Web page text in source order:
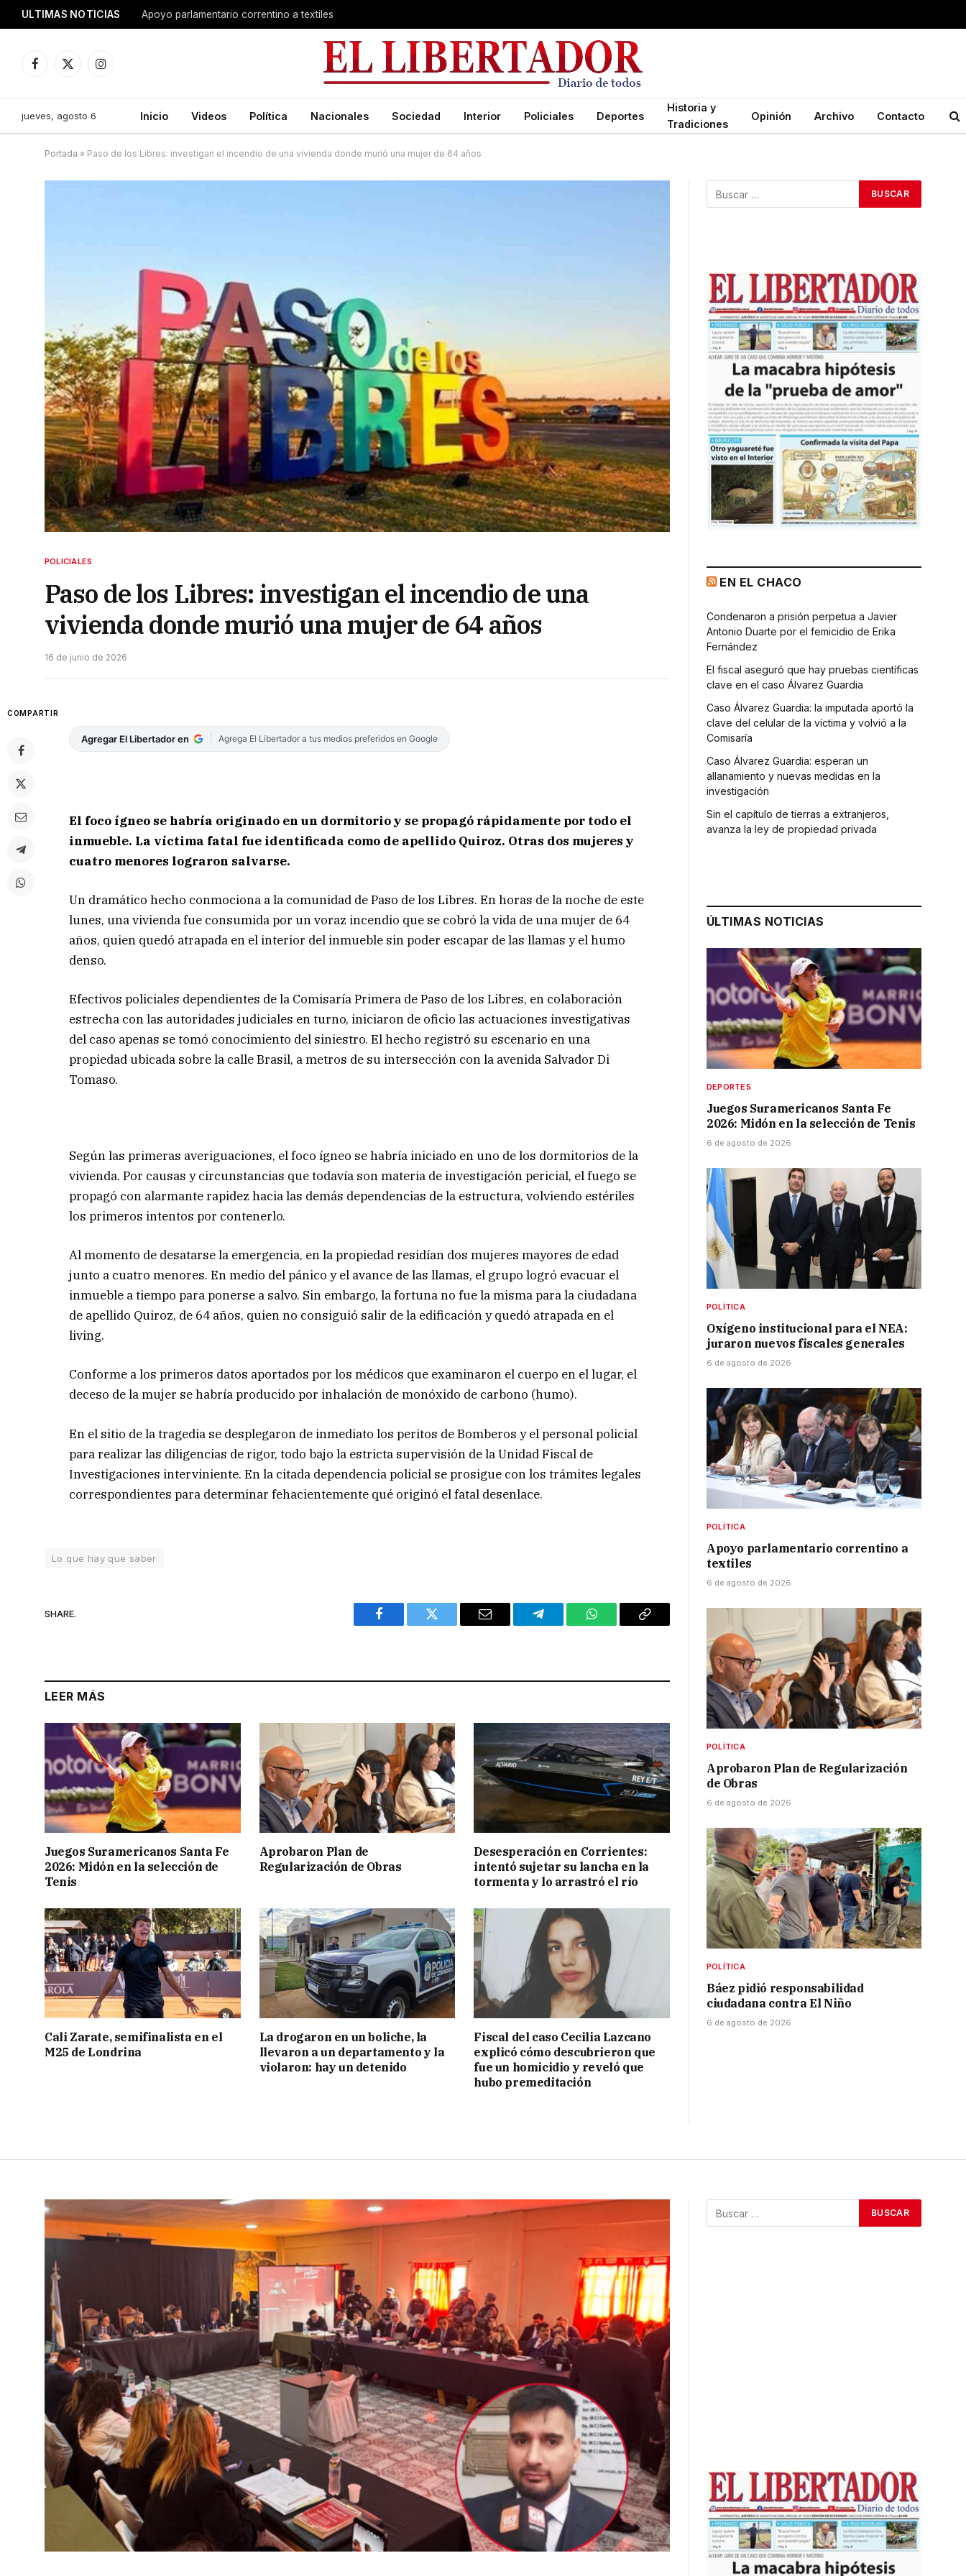
ULTIMAS NOTICIAS Apoyo parlamentario correntino a textiles
Facebook
X
Instagram
jueves, agosto 6 Inicio Videos Política Nacionales Sociedad Interior Policiales Deportes
Historia y
Tradiciones
Opinión Archivo Contacto
Portada » Paso de los Libres: investigan el incendio de una vivienda donde murió una mujer de 64 años
POLICIALES
Paso de los Libres: investigan el incendio de una
vivienda donde murió una mujer de 64 años
16 de junio de 2026
COMPARTIR
Agregar El Libertador en Agrega El Libertador a tus medios preferidos en Google
El foco ígneo se habría originado en un dormitorio y se propagó rápidamente por todo el
inmueble. La víctima fatal fue identificada como de apellido Quiroz. Otras dos mujeres y
cuatro menores lograron salvarse.
Un dramático hecho conmociona a la comunidad de Paso de los Libres. En horas de la noche de este
lunes, una vivienda fue consumida por un voraz incendio que se cobró la vida de una mujer de 64
años, quien quedó atrapada en el interior del inmueble sin poder escapar de las llamas y el humo
denso.
Efectivos policiales dependientes de la Comisaría Primera de Paso de los Libres, en colaboración
estrecha con las autoridades judiciales en turno, iniciaron de oficio las actuaciones investigativas
del caso apenas se tomó conocimiento del siniestro. El hecho registró su escenario en una
propiedad ubicada sobre la calle Brasil, a metros de su intersección con la avenida Salvador Di
Tomaso.
Según las primeras averiguaciones, el foco ígneo se habría iniciado en uno de los dormitorios de la
vivienda. Por causas y circunstancias que todavía son materia de investigación pericial, el fuego se
propagó con alarmante rapidez hacia las demás dependencias de la estructura, volviendo estériles
los primeros intentos por contenerlo.
Al momento de desatarse la emergencia, en la propiedad residían dos mujeres mayores de edad
junto a cuatro menores. En medio del pánico y el avance de las llamas, el grupo logró evacuar el
inmueble a tiempo para ponerse a salvo. Sin embargo, la fortuna no fue la misma para la ciudadana
de apellido Quiroz, de 64 años, quien no consiguió salir de la edificación y quedó atrapada en el
living.
Conforme a los primeros datos aportados por los médicos que examinaron el cuerpo en el lugar, el
deceso de la mujer se habría producido por inhalación de monóxido de carbono (humo).
En el sitio de la tragedia se desplegaron de inmediato los peritos de Bomberos y el personal policial
para realizar las diligencias de rigor, todo bajo la estricta supervisión de la Unidad Fiscal de
Investigaciones interviniente. En la citada dependencia policial se prosigue con los trámites legales
correspondientes para determinar fehacientemente qué originó el fatal desenlace.
Lo que hay que saber
SHARE.
Facebook Twitter Email Telegram WhatsAppCopy
LEER MÁS
Juegos Suramericanos Santa Fe
2026: Midón en la selección de
Tenis
Aprobaron Plan de
Regularización de Obras
Desesperación en Corrientes:
intentó sujetar su lancha en la
tormenta y lo arrastró el río
Cali Zarate, semifinalista en el
M25 de Londrina
La drogaron en un boliche, la
llevaron a un departamento y la
violaron: hay un detenido
Fiscal del caso Cecilia Lazcano
explicó cómo descubrieron que
fue un homicidio y reveló que
hubo premeditación
EN EL CHACO
Condenaron a prisión perpetua a Javier
Antonio Duarte por el femicidio de Erika
Fernández
El fiscal aseguró que hay pruebas científicas
clave en el caso Álvarez Guardia
Caso Álvarez Guardia: la imputada aportó la
clave del celular de la víctima y volvió a la
Comisaría
Caso Álvarez Guardia: esperan un
allanamiento y nuevas medidas en la
investigación
Sin el capítulo de tierras a extranjeros,
avanza la ley de propiedad privada
ÚLTIMAS NOTICIAS
DEPORTES
Juegos Suramericanos Santa Fe
2026: Midón en la selección de Tenis
6 de agosto de 2026
POLÍTICA
Oxígeno institucional para el NEA:
juraron nuevos fiscales generales
6 de agosto de 2026
POLÍTICA
Apoyo parlamentario correntino a
textiles
6 de agosto de 2026
POLÍTICA
Aprobaron Plan de Regularización
de Obras
6 de agosto de 2026
POLÍTICA
Báez pidió responsabilidad
ciudadana contra El Niño
6 de agosto de 2026